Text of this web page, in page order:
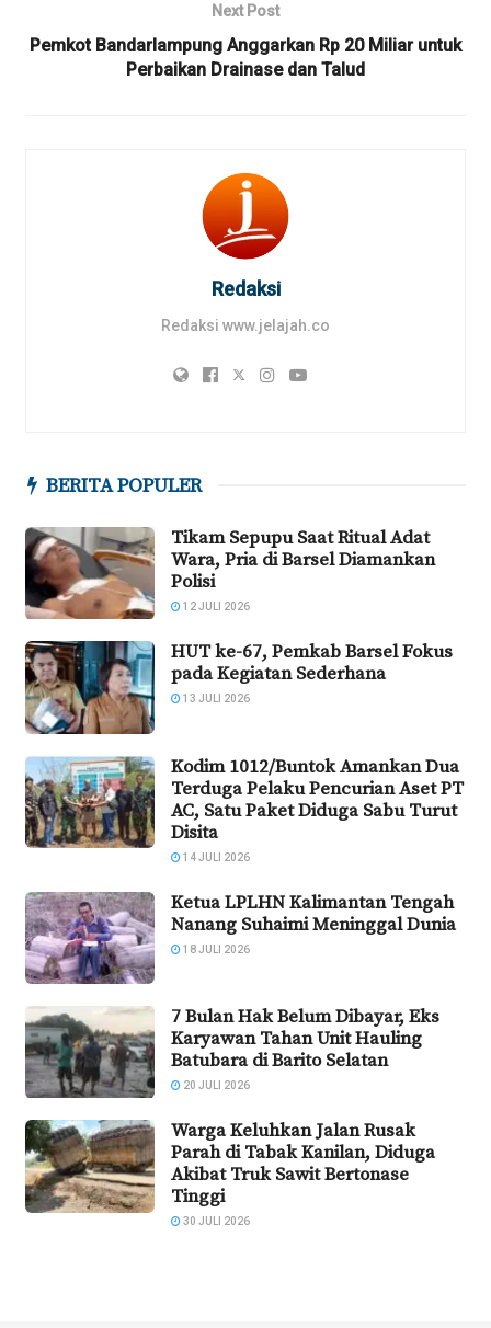
Next Post
Pemkot Bandarlampung Anggarkan Rp 20 Miliar untuk
Perbaikan Drainase dan Talud
Redaksi
Redaksi www.jelajah.co
BERITA POPULER
Tikam Sepupu Saat Ritual Adat
Wara, Pria di Barsel Diamankan
Polisi
12 JULI 2026
HUT ke-67, Pemkab Barsel Fokus
pada Kegiatan Sederhana
13 JULI 2026
Kodim 1012/Buntok Amankan Dua
Terduga Pelaku Pencurian Aset PT
AC, Satu Paket Diduga Sabu Turut
Disita
14 JULI 2026
Ketua LPLHN Kalimantan Tengah
Nanang Suhaimi Meninggal Dunia
18 JULI 2026
7 Bulan Hak Belum Dibayar, Eks
Karyawan Tahan Unit Hauling
Batubara di Barito Selatan
20 JULI 2026
Warga Keluhkan Jalan Rusak
Parah di Tabak Kanilan, Diduga
Akibat Truk Sawit Bertonase
Tinggi
30 JULI 2026